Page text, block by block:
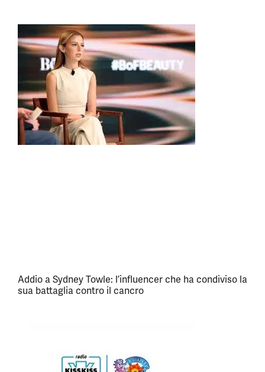
Addio a Sydney Towle: l’influencer che ha condiviso la
sua battaglia contro il cancro